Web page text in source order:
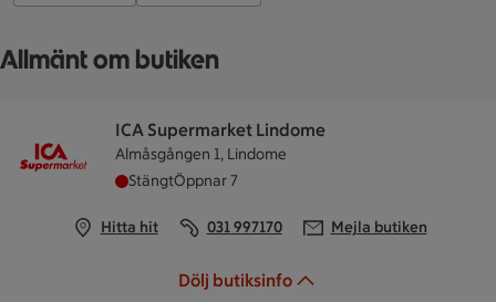
Allmänt om butiken
ICA Supermarket Lindome
Almåsgången 1, Lindome
ICA Supermarket Lindome har stängt, öppnar
StängtÖppnar 7
Hitta hit 031 997170 Mejla butiken
Dölj butiksinfo